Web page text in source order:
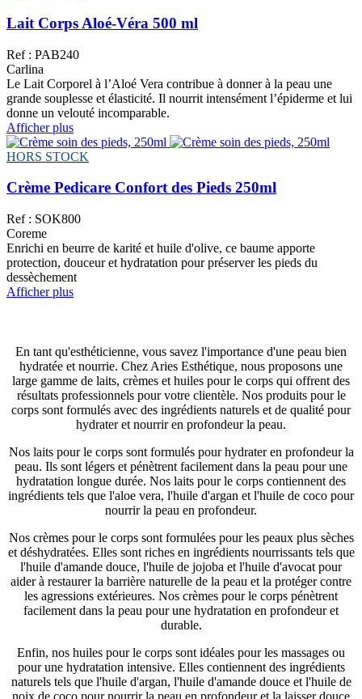
Lait Corps Aloé-Véra 500 ml
Ref : PAB240
Carlina
Le Lait Corporel à l’Aloé Vera contribue à donner à la peau une
grande souplesse et élasticité. Il nourrit intensément l’épiderme et lui
donne un velouté incomparable.
Afficher plus
HORS STOCK
Crème Pedicare Confort des Pieds 250ml
Ref : SOK800
Coreme
Enrichi en beurre de karité et huile d'olive, ce baume apporte
protection, douceur et hydratation pour préserver les pieds du
dessèchement
Afficher plus
En tant qu'esthéticienne, vous savez l'importance d'une peau bien
hydratée et nourrie. Chez Aries Esthétique, nous proposons une
large gamme de laits, crèmes et huiles pour le corps qui offrent des
résultats professionnels pour votre clientèle. Nos produits pour le
corps sont formulés avec des ingrédients naturels et de qualité pour
hydrater et nourrir en profondeur la peau.
Nos laits pour le corps sont formulés pour hydrater en profondeur la
peau. Ils sont légers et pénètrent facilement dans la peau pour une
hydratation longue durée. Nos laits pour le corps contiennent des
ingrédients tels que l'aloe vera, l'huile d'argan et l'huile de coco pour
nourrir la peau en profondeur.
Nos crèmes pour le corps sont formulées pour les peaux plus sèches
et déshydratées. Elles sont riches en ingrédients nourrissants tels que
l'huile d'amande douce, l'huile de jojoba et l'huile d'avocat pour
aider à restaurer la barrière naturelle de la peau et la protéger contre
les agressions extérieures. Nos crèmes pour le corps pénètrent
facilement dans la peau pour une hydratation en profondeur et
durable.
Enfin, nos huiles pour le corps sont idéales pour les massages ou
pour une hydratation intensive. Elles contiennent des ingrédients
naturels tels que l'huile d'argan, l'huile d'amande douce et l'huile de
noix de coco pour nourrir la peau en profondeur et la laisser douce